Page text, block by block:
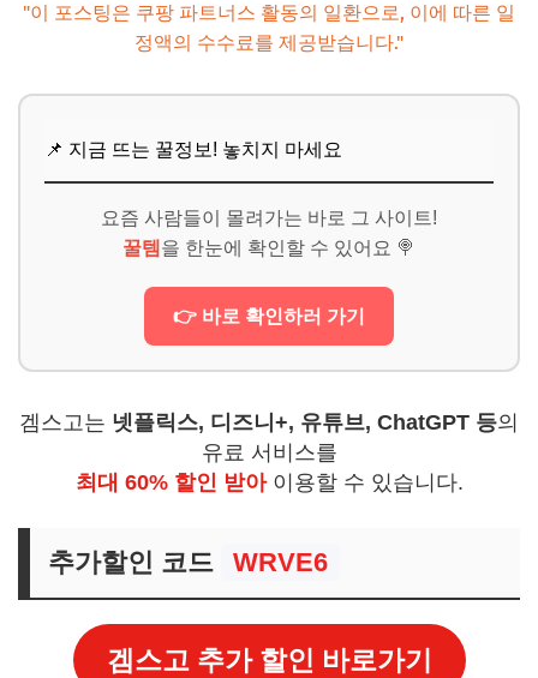
"이 포스팅은 쿠팡 파트너스 활동의 일환으로, 이에 따른 일
정액의 수수료를 제공받습니다."
📌 지금 뜨는 꿀정보! 놓치지 마세요
요즘 사람들이 몰려가는 바로 그 사이트!
꿀템 을 한눈에 확인할 수 있어요 🍭
👉 바로 확인하러 가기
겜스고는 넷플릭스, 디즈니+, 유튜브, ChatGPT 등의
유료 서비스를
최대 60% 할인 받아이용할 수 있습니다.
추가할인 코드 WRVE6
겜스고 추가 할인 바로가기